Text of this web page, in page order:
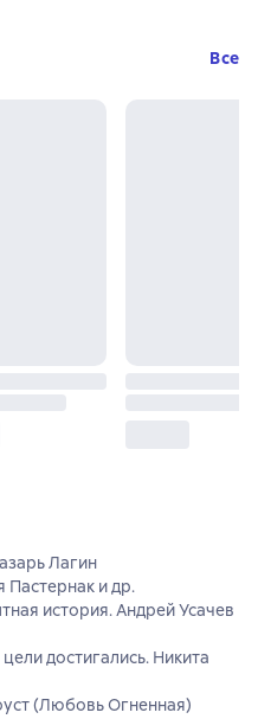
Все
Лагин
Пастернак и др.
история. Андрей Усачев
достигались. Никита
(Любовь Огненная)